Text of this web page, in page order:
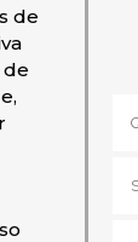
de
de